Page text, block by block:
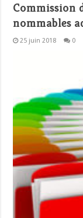
Commission
nommables
25 juin 2018 0